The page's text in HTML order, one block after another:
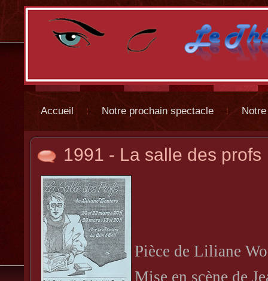
Accueil Notre prochain spectacle
1991 - La salle des profs
Pièce de Liliane
Mise en scène de